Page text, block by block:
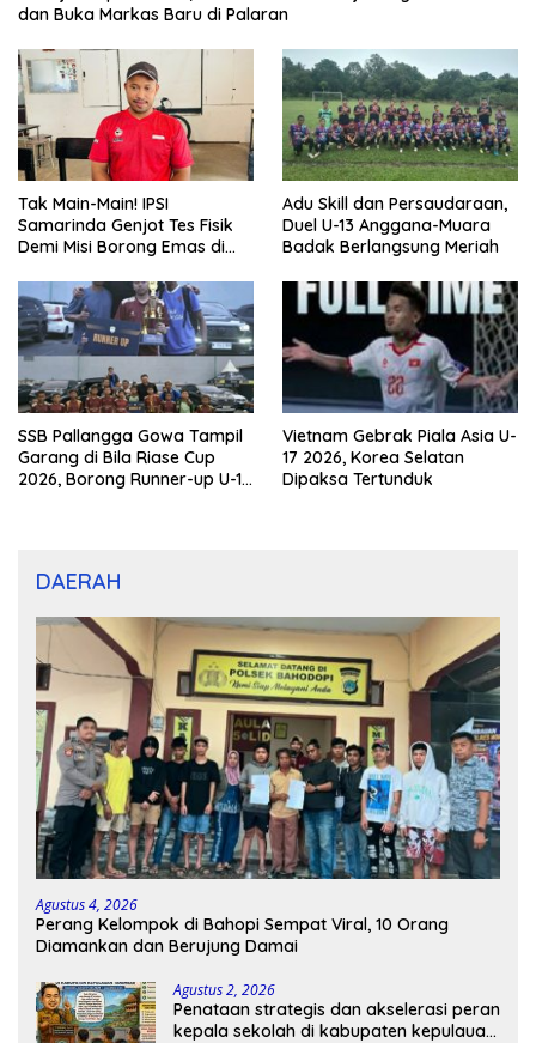
dan Buka Markas Baru di Palaran
Tak Main-Main! IPSI
Samarinda Genjot Tes Fisik
Demi Misi Borong Emas di
Adu Skill dan Persaudaraan,
Duel U-13 Anggana-Muara
Badak Berlangsung Meriah
SSB Pallangga Gowa Tampil
Garang di Bila Riase Cup
2026, Borong Runner-up U-10
Vietnam Gebrak Piala Asia U-
17 2026, Korea Selatan
Dipaksa Tertunduk
DAERAH
Agustus 4, 2026
Perang Kelompok di Bahopi Sempat Viral, 10 Orang
Diamankan dan Berujung Damai
Agustus 2, 2026
Penataan strategis dan akselerasi peran
kepala sekolah di kabupaten kepulauan